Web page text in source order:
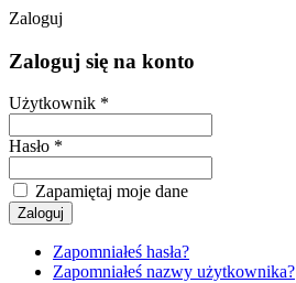
Zaloguj
Zaloguj się na konto
Użytkownik *
Hasło *
Zapamiętaj moje dane
Zapomniałeś hasła?
Zapomniałeś nazwy użytkownika?